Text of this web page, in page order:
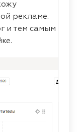
рекламе.
и тем самым